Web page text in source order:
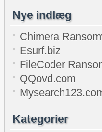
Nye indlæg
Chimera
Esurf.biz
FileCoder
QQovd.com
Kategorier